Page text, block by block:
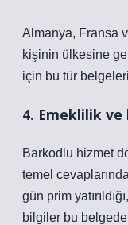
Almanya, Fransa
kişinin ülkesine
için bu tür
4. Emeklilik
Barkodlu hizmet
temel
gün prim
bilgiler bu belgede